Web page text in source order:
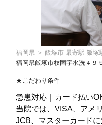
福岡県 ＞ 飯塚市 最寄駅 飯塚
福岡県飯塚市枝国字水洗４９
★こだわり条件
急患対応｜カード払い
当院では、VISA、アメ
JCB、マスターカードに